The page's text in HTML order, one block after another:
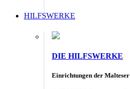
HILFSWERKE
DIE HILFSWERKE
Einrichtungen der Malteser